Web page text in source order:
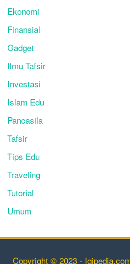
Ekonomi
Finansial
Gadget
Ilmu Tafsir
Investasi
Islam Edu
Pancasila
Tafsir
Tips Edu
Traveling
Tutorial
Umum
Copyright © 2023 -